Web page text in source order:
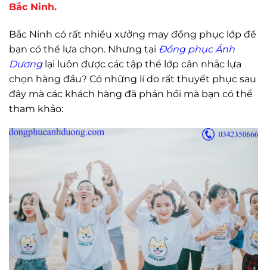
Bắc Ninh.
Bắc Ninh có rất nhiều xưởng may đồng phục lớp để
bạn có thể lựa chọn. Nhưng tại Đồng phục Ánh
Dươnglại luôn được các tập thể lớp cân nhắc lựa
chọn hàng đầu? Có những lí do rất thuyết phục sau
đây mà các khách hàng đã phản hồi mà bạn có thể
tham khảo: